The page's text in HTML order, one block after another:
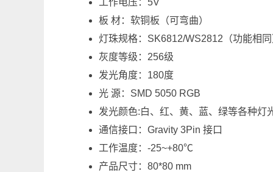
工作电压：5V
板 材：软铜板（可弯曲）
灯珠规格：SK6812/WS2812（功能相同
灰度等级：256级
发光角度：180度
光 源：SMD 5050 RGB
发光颜色:白、红、黄、蓝、绿等各种灯
通信接口：Gravity 3Pin 接口
工作温度：-25~+80℃
产品尺寸：80*80 mm